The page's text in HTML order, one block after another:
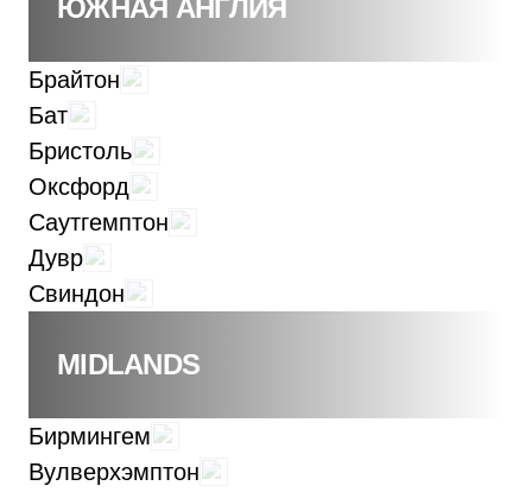
ЮЖНАЯ АНГЛИЯ
Брайтон
Бат
Бристоль
Оксфорд
Саутгемптон
Дувр
Свиндон
MIDLANDS
Бирмингем
Вулверхэмптон